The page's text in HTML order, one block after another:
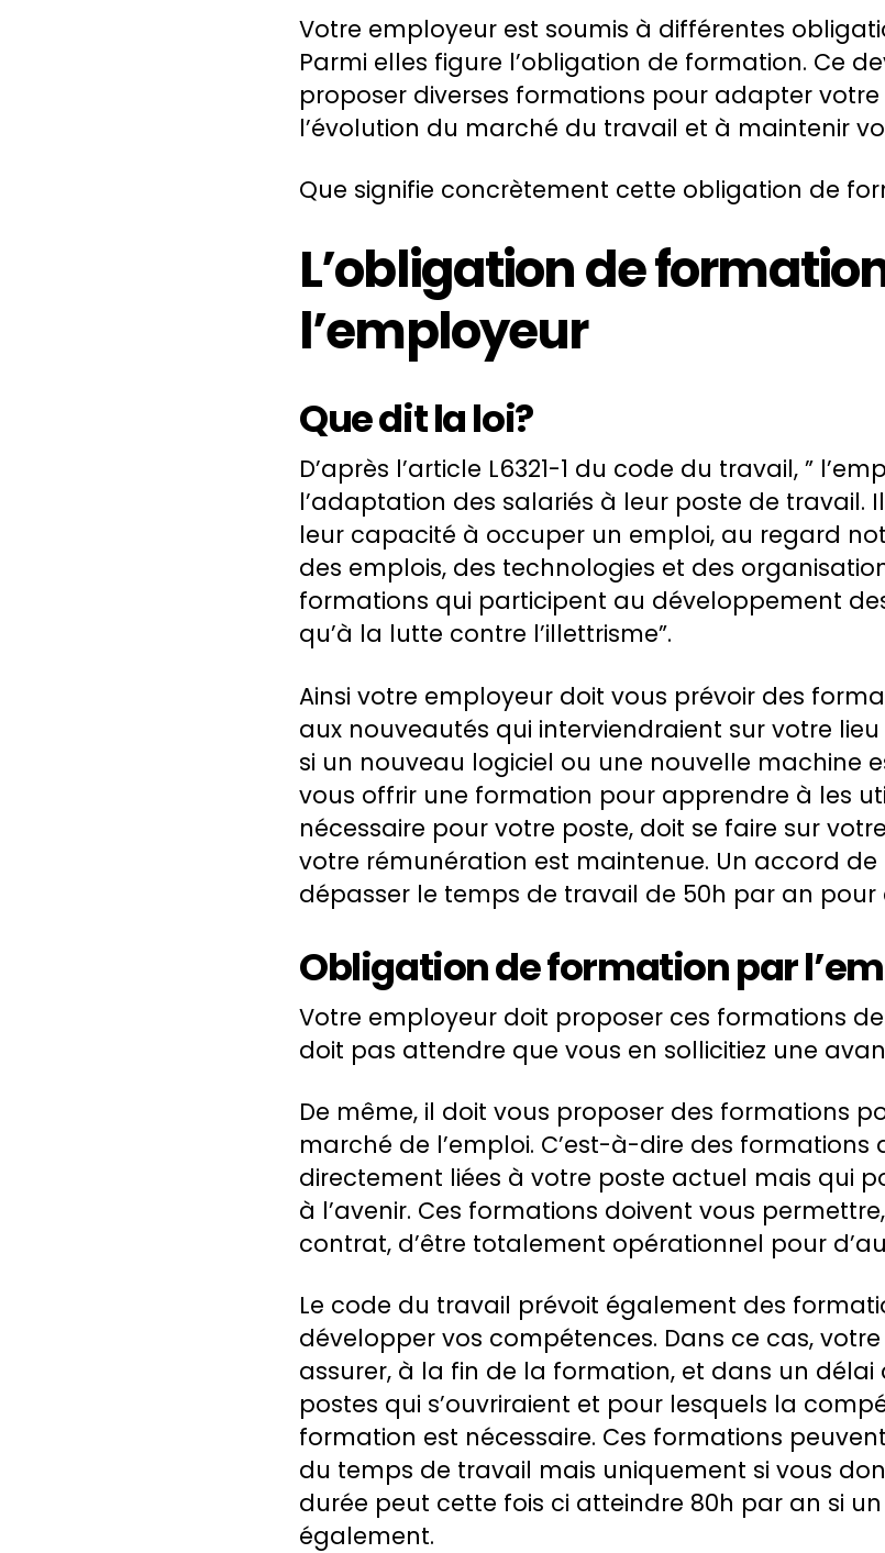
Votre employeur est soumis à différentes
Parmi elles figure l’obligation de formation. Ce
proposer diverses formations pour adapter
l’évolution du marché du travail et à maintenir
Que signifie concrètement cette obligation de
L’obligation de
l’employeur
Que dit la loi?
D’après l’article L6321-1 du code du travail, ”
l’adaptation des salariés à leur poste de travail.
leur capacité à occuper un emploi, au regard
des emplois, des technologies et des
formations qui participent au développement
qu’à la lutte contre l’illettrisme”.
Ainsi votre employeur doit vous prévoir des
aux nouveautés qui interviendraient sur votre
si un nouveau logiciel ou une nouvelle machine
vous offrir une formation pour apprendre à les
nécessaire pour votre poste, doit se faire sur
votre rémunération est maintenue. Un accord
dépasser le temps de travail de 50h par an
Obligation de formation par
Votre employeur doit proposer ces formations
doit pas attendre que vous en sollicitiez une
De même, il doit vous proposer des formations
marché de l’emploi. C’est-à-dire des formations
directement liées à votre poste actuel mais qui
à l’avenir. Ces formations doivent vous
contrat, d’être totalement opérationnel pour
Le code du travail prévoit également des
développer vos compétences. Dans ce cas,
assurer, à la fin de la formation, et dans un délai
postes qui s’ouvriraient et pour lesquels la
formation est nécessaire. Ces formations
du temps de travail mais uniquement si vous
durée peut cette fois ci atteindre 80h par an si
également.